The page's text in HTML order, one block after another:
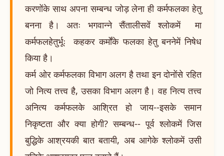
करणोंके साथ अपना सम्बन्ध जोड़ लेना ही कर्मफलका हेतु
बनना है। अतः भगवान्ने सैंतालीसवें श्लोकमें मा
कर्मफलहेतुर्भूः कहकर कर्मोंके फलका हेतु बननेमें निषेध
किया है।
कर्म ओर कर्मफलका विभाग अलग है तथा इन दोनोंसे रहित
जो नित्य तत्त्व है, उसका विभाग अलग है। वह नित्य तत्त्व
अनित्य कर्मफलके आश्रित हो जाय--इसके समान
निकृष्टता और क्या होगी? सम्बन्ध-- पूर्व श्लोकमें जिस
बुद्धिके आश्रयकी बात बतायी, अब आगेके श्लोकमें उसी